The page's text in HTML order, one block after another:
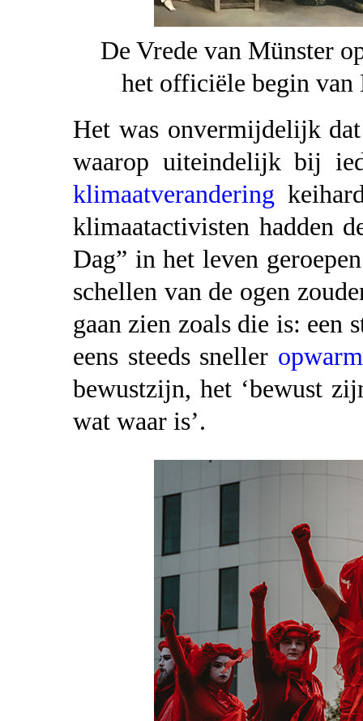
De Vrede van Münster
het officiële begin van
Het was onvermijdelijk
waarop uiteindelijk bij
klimaatverandering
klimaatactivisten hadden
Dag” in het leven
schellen van de ogen
gaan zien zoals die is: een
eens steeds sneller
bewustzijn, het ‘bewust
wat waar is’.